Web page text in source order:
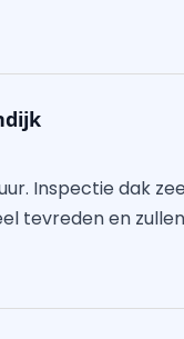
Inspectie dak
tevreden en